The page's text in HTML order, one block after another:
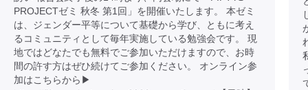
PROJECTゼミ 秋冬 第1回」を開催いたします。 本ゼミ
は、ジェンダー平等について基礎から学び、ともに考え
るコミュニティとして毎年実施している勉強会です。 現
地ではどなたでも無料でご参加いただけますので、お時
間の許す方はぜひ続けてご参加ください。 オンライン参
加はこちらから▶︎